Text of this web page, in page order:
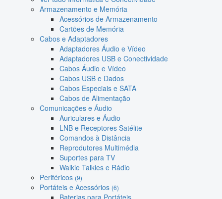
Armazenamento e Memória
Acessórios de Armazenamento
Cartões de Memória
Cabos e Adaptadores
Adaptadores Áudio e Vídeo
Adaptadores USB e Conectividade
Cabos Áudio e Vídeo
Cabos USB e Dados
Cabos Especiais e SATA
Cabos de Alimentação
Comunicações e Áudio
Auriculares e Áudio
LNB e Receptores Satélite
Comandos à Distância
Reprodutores Multimédia
Suportes para TV
Walkie Talkies e Rádio
Periféricos (9)
Portáteis e Acessórios (6)